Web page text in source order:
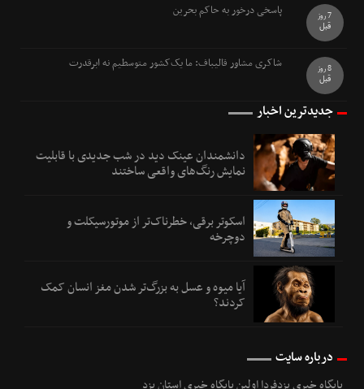
پاسخی درخور به حاکم بحرین
7 روز
قبل
شاکری مشاور قالیباف: ما یک‌کشور متوسطیم نه ابرقدرت
8 روز
قبل
جدیدترین اخبار
دانشمندان عینک دید در شب جدیدی با قابلیت
نمایش رنگ‌های واقعی ساختند
اسکوتر برقی، خطرناک‌تر از موتورسیکلت و
دوچرخه
آیا میوه و عسل به بزرگ‌تر شدن مغز انسان کمک
کردند؟
درباره سایت